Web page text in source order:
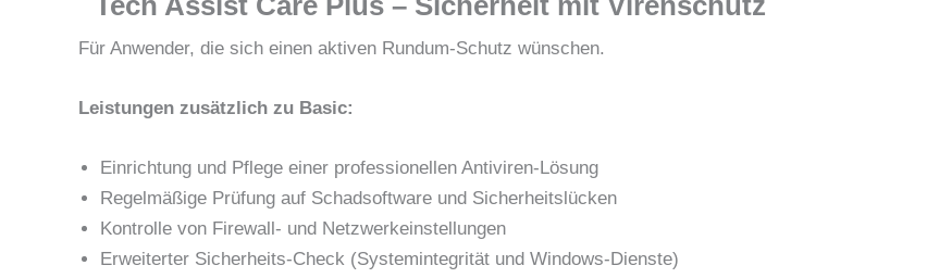
Für Anwender, die sich einen aktiven Rundum-Schutz wünschen.
Leistungen zusätzlich zu Basic:
Einrichtung und Pflege einer professionellen Antiviren-Lösung
Regelmäßige Prüfung auf Schadsoftware und Sicherheitslücken
Kontrolle von Firewall- und Netzwerkeinstellungen
Erweiterter Sicherheits-Check (Systemintegrität und Windows-Dienste)